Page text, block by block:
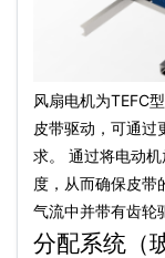
风扇电机为TEFC
皮带驱动，可通过
求。 通过将电动机
度，从而确保皮带
气流中并带有齿轮
分配系统（